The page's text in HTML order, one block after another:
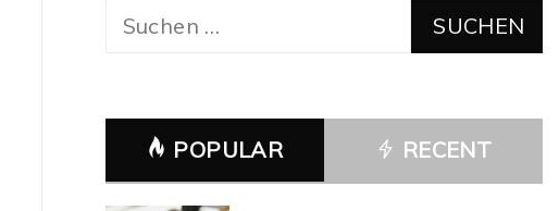
Suchen
POPULAR RECENT